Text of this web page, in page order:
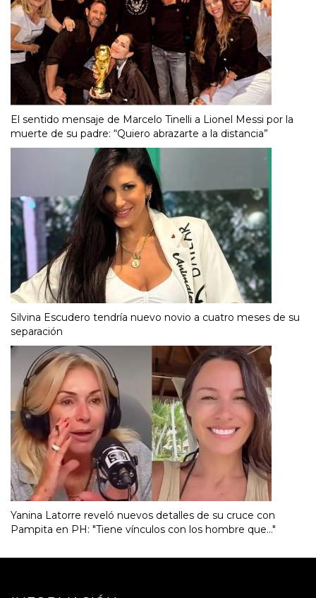
El sentido mensaje de Marcelo Tinelli a Lionel Messi por la
muerte de su padre: “Quiero abrazarte a la distancia”
Silvina Escudero tendría nuevo novio a cuatro meses de su
separación
Yanina Latorre reveló nuevos detalles de su cruce con
Pampita en PH: "Tiene vínculos con los hombre que..."